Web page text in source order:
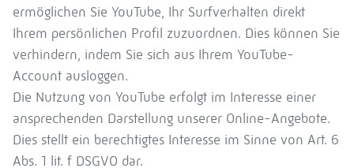
ermöglichen Sie YouTube, Ihr Surfverhalten direkt
Ihrem persönlichen Profil zuzuordnen. Dies können Sie
verhindern, indem Sie sich aus Ihrem YouTube-
Account ausloggen.
Die Nutzung von YouTube erfolgt im Interesse einer
ansprechenden Darstellung unserer Online-Angebote.
Dies stellt ein berechtigtes Interesse im Sinne von Art. 6
Abs. 1 lit. f DSGVO dar.